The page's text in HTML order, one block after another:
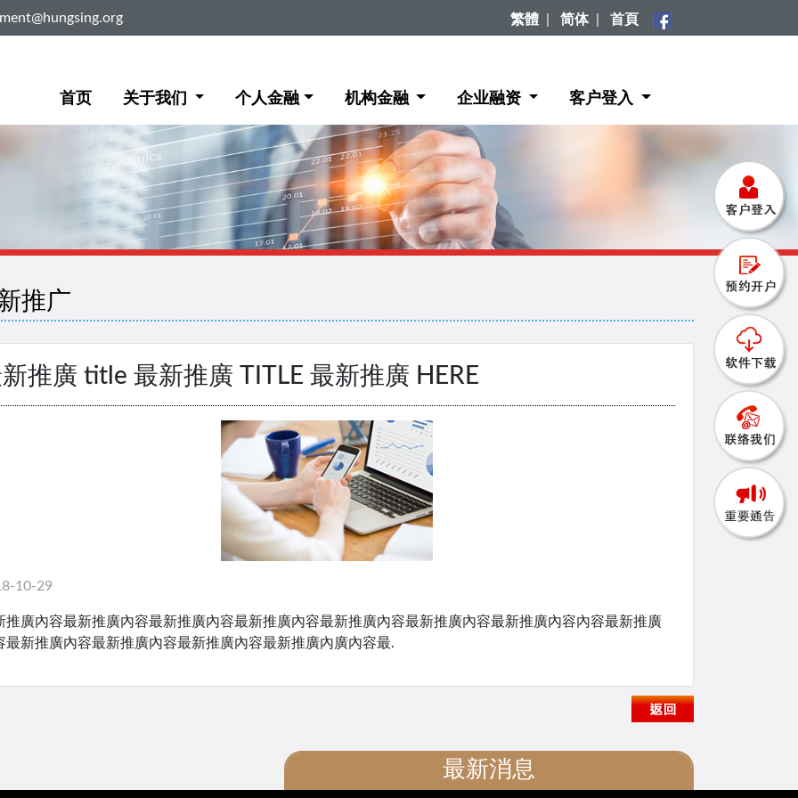
首页 关于我们 个人金融 机构金融 企业融资 客户登入
繁體 简体| 首頁
推广
推廣 title 最新推廣 TITLE 最新推廣 HERE
10-29
推廣內容最新推廣內容最新推廣內容最新推廣內容最新推廣內容最新推廣內容最新推廣內容內容最新推廣
最新推廣內容最新推廣內容最新推廣內容最新推廣內廣內容最.
最新消息